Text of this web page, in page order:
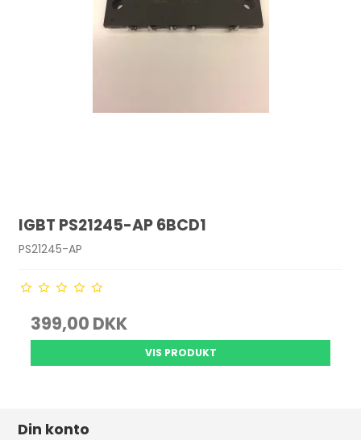
IGBT PS21245-AP 6BCD1
PS21245-AP
399,00 DKK
VIS PRODUKT
Din konto